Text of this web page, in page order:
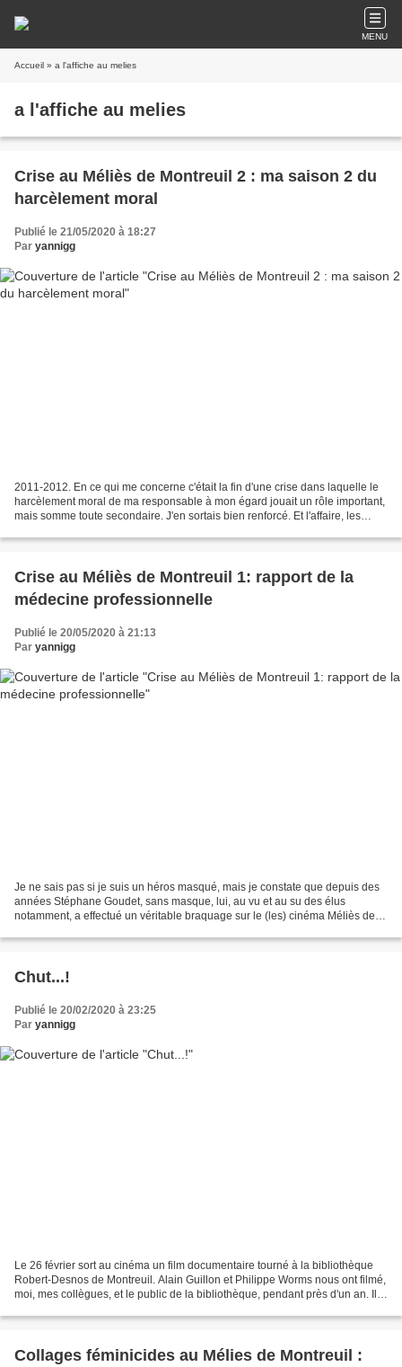
MENU
Accueil » a l'affiche au melies
a l'affiche au melies
Crise au Méliès de Montreuil 2 : ma saison 2 du
harcèlement moral
Publié le 21/05/2020 à 18:27
Par yannigg
2011-2012. En ce qui me concerne c'était la fin d'une crise dans laquelle le
harcèlement moral de ma responsable à mon égard jouait un rôle important,
mais somme toute secondaire. J'en sortais bien renforcé. Et l'affaire, les
Crise au Méliès de Montreuil 1: rapport de la
médecine professionnelle
Publié le 20/05/2020 à 21:13
Par yannigg
Je ne sais pas si je suis un héros masqué, mais je constate que depuis des
années Stéphane Goudet, sans masque, lui, au vu et au su des élus
notamment, a effectué un véritable braquage sur le (les) cinéma Méliès de
Chut...!
Publié le 20/02/2020 à 23:25
Par yannigg
Le 26 février sort au cinéma un film documentaire tourné à la bibliothèque
Robert-Desnos de Montreuil. Alain Guillon et Philippe Worms nous ont filmé,
moi, mes collègues, et le public de la bibliothèque, pendant près d'un an. Ils
Collages féminicides au Mélies de Montreuil :